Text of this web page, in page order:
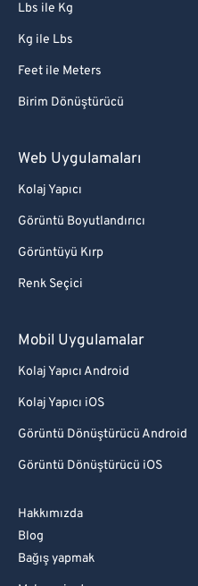
Lbs ile Kg
Kg ile Lbs
Feet ile Meters
Birim Dönüştürücü
Web Uygulamaları
Kolaj Yapıcı
Görüntü Boyutlandırıcı
Görüntüyü Kırp
Renk Seçici
Mobil Uygulamalar
Kolaj Yapıcı Android
Kolaj Yapıcı iOS
Görüntü Dönüştürücü Android
Görüntü Dönüştürücü iOS
Hakkımızda
Blog
Bağış yapmak